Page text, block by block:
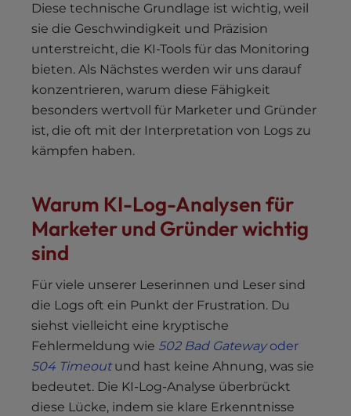
Diese technische Grundlage ist wichtig, weil
sie die Geschwindigkeit und Präzision
unterstreicht, die KI-Tools für das Monitoring
bieten. Als Nächstes werden wir uns darauf
konzentrieren, warum diese Fähigkeit
besonders wertvoll für Marketer und Gründer
ist, die oft mit der Interpretation von Logs zu
kämpfen haben.
Warum KI-Log-Analysen für
Marketer und Gründer wichtig
sind
Für viele unserer Leserinnen und Leser sind
die Logs oft ein Punkt der Frustration. Du
siehst vielleicht eine kryptische
Fehlermeldung wie 502 Bad Gatewayoder
504 Timeoutund hast keine Ahnung, was sie
bedeutet. Die KI-Log-Analyse überbrückt
diese Lücke, indem sie klare Erkenntnisse